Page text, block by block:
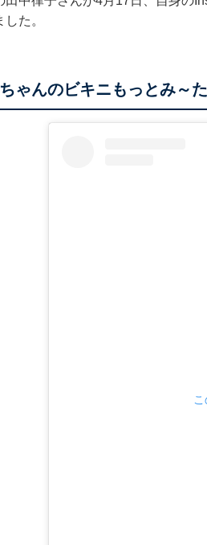
した。
ちゃんのビキニもっとみ～た